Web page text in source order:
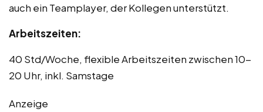
auch ein Teamplayer, der Kollegen unterstützt.
Arbeitszeiten:
40 Std/Woche, flexible Arbeitszeiten zwischen 10-
20 Uhr, inkl. Samstage
Anzeige